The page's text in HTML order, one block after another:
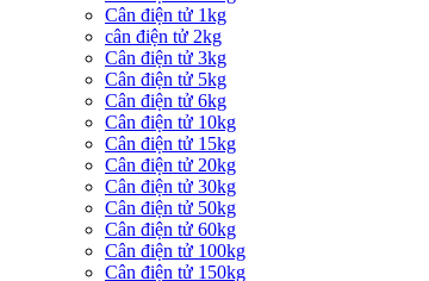
Cân điện tử 1kg
cân điện tử 2kg
Cân điện tử 3kg
Cân điện tử 5kg
Cân điện tử 6kg
Cân điện tử 10kg
Cân điện tử 15kg
Cân điện tử 20kg
Cân điện tử 30kg
Cân điện tử 50kg
Cân điện tử 60kg
Cân điện tử 100kg
Cân điện tử 150kg